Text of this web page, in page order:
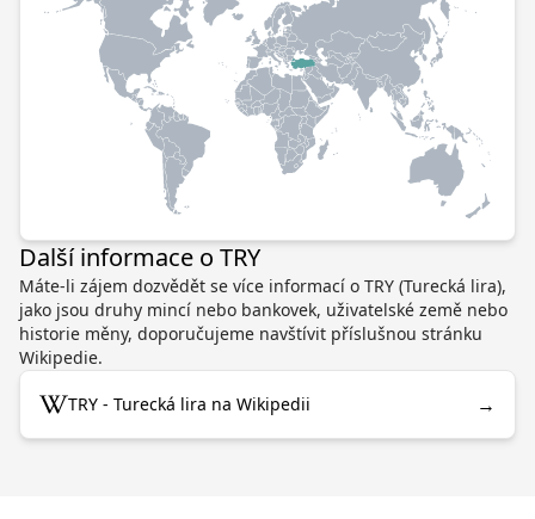
Další informace o TRY
Máte-li zájem dozvědět se více informací o TRY (Turecká lira),
jako jsou druhy mincí nebo bankovek, uživatelské země nebo
historie měny, doporučujeme navštívit příslušnou stránku
Wikipedie.
TRY - Turecká lira na Wikipedii →